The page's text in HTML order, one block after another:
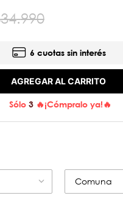
34.990
6 cuotas sin interés
AGREGAR AL CARRITO
Sólo 3🔥¡Cómpralo ya!🔥
Comuna